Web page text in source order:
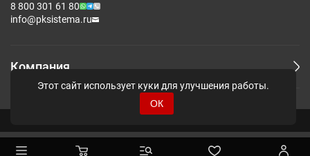
8 800 301 61 80
info@pksistema.ru
Компания
Этот сайт использует куки для улучшения работы.
ОК